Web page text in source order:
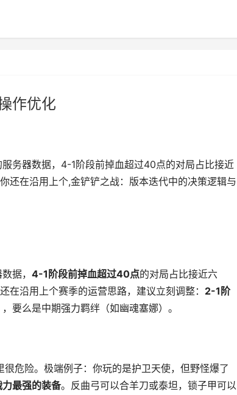
作优化
务器数据，4-1阶段前掉血超过40点的对局占比接近
还在沿用上个,金铲铲之战：版本迭代中的决策逻辑与
据， 4-1阶段前掉血超过40点的对局占比接近六
在沿用上个赛季的运营思路，建议立刻调整： 2-1阶
要么是中期强力羁绊（如幽魂塞娜）。
危险。极端例子：你玩的是护卫天使，但野怪爆了
最强的装备。反曲弓可以合羊刀或泰坦，锁子甲可以